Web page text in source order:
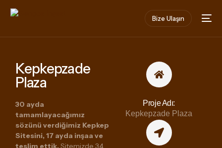
Bize Ulaşın
Kepkepzade
Plaza
30 ayda
tamamlayacağımız
sözünü verdiğimiz Kepkep
Sitesini, 17 ayda inşaa ve
teslim ettik.Sitemizde 34
Proje Adı:
Kepkepzade Plaza